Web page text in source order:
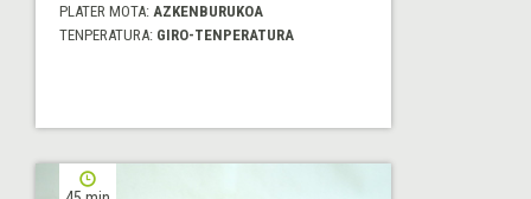
PLATER MOTA: AZKENBURUKOA
TENPERATURA: GIRO-TENPERATURA